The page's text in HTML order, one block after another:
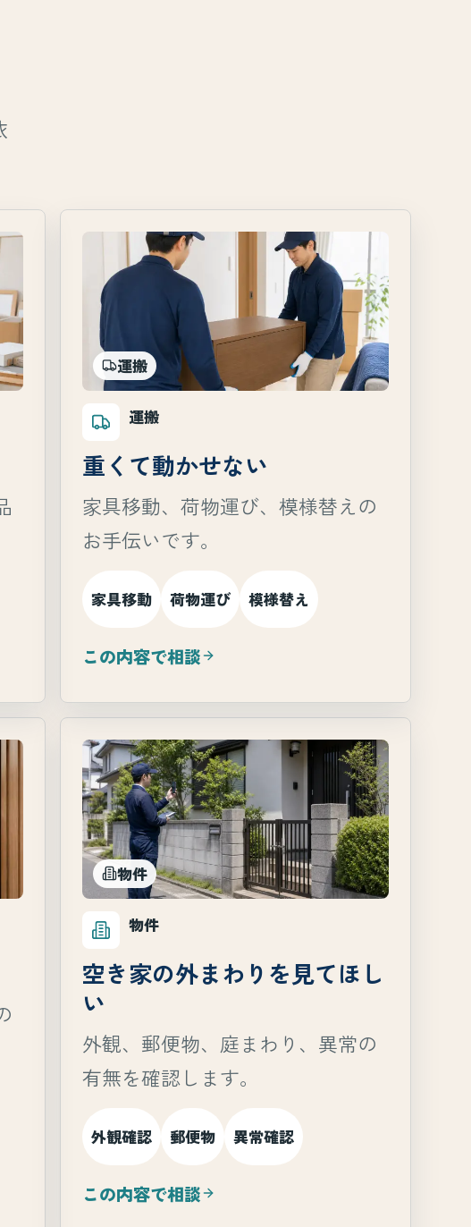
運搬
運搬
重くて動かせない
家具移動、荷物運び、模様替えの
お手伝いです。
家具移動 荷物運び 模様替え
この内容で相談
物件
物件
空き家の外まわりを見てほし
い
外観、郵便物、庭まわり、異常の
有無を確認します。
外観確認 郵便物 異常確認
この内容で相談